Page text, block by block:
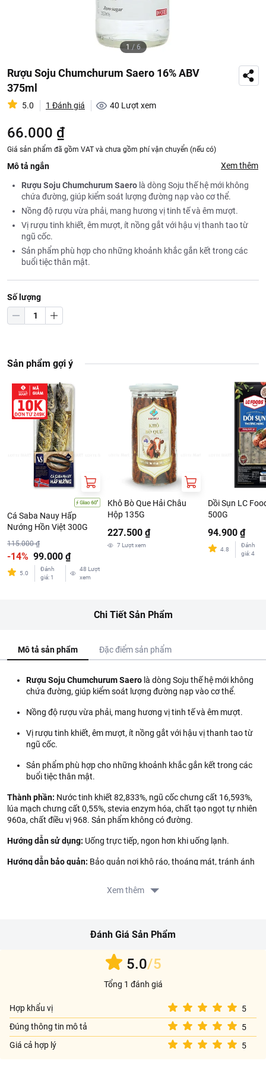
1 / 6
Rượu Soju Chumchurum Saero 16% ABV
375ml
5.0 1 Đánh giá 40 Lượt xem
66.000 ₫
Giá sản phẩm đã gồm VAT và chưa gồm phí vận chuyển (nếu có)
Mô tả ngắn Xem thêm
Rượu Soju Chumchurum Saero là dòng Soju thế hệ mới không
chứa đường, giúp kiểm soát lượng đường nạp vào cơ thể.
Nồng độ rượu vừa phải, mang hương vị tinh tế và êm mượt.
Vị rượu tinh khiết, êm mượt, ít nồng gắt với hậu vị thanh tao từ
ngũ cốc.
Sản phẩm phù hợp cho những khoảnh khắc gắn kết trong các
buổi tiệc thân mật.
Số lượng
Sản phẩm gợi ý
Cá Saba Nauy Hấp
Nướng Hồn Việt 300G
115.000 ₫
-14% 99.000 ₫
5.0
Đánh
giá: 1
48 Lượt
xem
Khô Bò Que Hải Châu
Hộp 135G
227.500 ₫
7 Lượt xem
Dồi Sụn LC
500G
94.900 ₫
4.8
Đánh
giá:4
Chi Tiết Sản Phẩm
Mô tả sản phẩm Đặc điểm sản phẩm
Rượu Soju Chumchurum Saero là dòng Soju thế hệ mới không
chứa đường, giúp kiểm soát lượng đường nạp vào cơ thể.
Nồng độ rượu vừa phải, mang hương vị tinh tế và êm mượt.
Vị rượu tinh khiết, êm mượt, ít nồng gắt với hậu vị thanh tao từ
ngũ cốc.
Sản phẩm phù hợp cho những khoảnh khắc gắn kết trong các
buổi tiệc thân mật.
Thành phần: Nước tinh khiết 82,833%, ngũ cốc chưng cất 16,593%,
lúa mạch chưng cất 0,55%, stevia enzym hóa, chất tạo ngọt tự nhiên
960a, chất điều vị 968. Sản phẩm không có đường.
Hướng dẫn sử dụng: Uống trực tiếp, ngon hơn khi uống lạnh.
Hướng dẫn bảo quản: Bảo quản nơi khô ráo, thoáng mát, tránh ánh
Sản phẩm dành cho người trên 18 tuổi. Không dành cho phụ
Gợi ý cách thưởng thức:Ngon nhất khi ướp lạnh ở nhiệt độ 4–
sống hoặc các món ăn đậm đà gia vị,...
Tên công ty: LOTTE CHILSUNG BEVERAGE CO., LTD
Địa chỉ: LOTTE CASTLEPLAZA, 4F1, 7-18, SINCHEON-DONG,
SONGPA-GU, SEOUL, KOREA
Xem thêm
Đánh Giá Sản Phẩm
5.0/5
Tổng 1 đánh giá
Hợp khẩu vị
5
Đúng thông tin mô tả
5
Giá cả hợp lý
5